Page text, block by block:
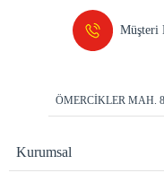
ÖMERCİKLER MAH.
Kurumsal